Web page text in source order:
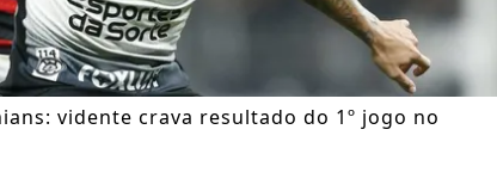
vidente crava resultado do 1º jogo no